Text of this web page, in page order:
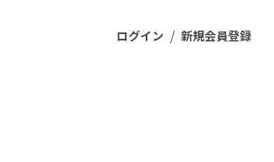
ログイン / 新規会員登録